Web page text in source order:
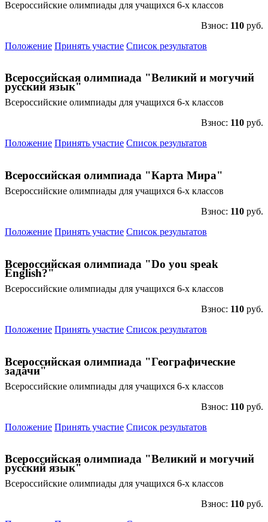
Всероссийские олимпиады для учащихся 6-х классов
Взнос: 110 руб.
Положение Принять участие Список результатов
Всероссийская олимпиада "Великий и могучий
русский язык"
Всероссийские олимпиады для учащихся 6-х классов
Взнос: 110 руб.
Положение Принять участие Список результатов
Всероссийская олимпиада "Карта Мира"
Всероссийские олимпиады для учащихся 6-х классов
Взнос: 110 руб.
Положение Принять участие Список результатов
Всероссийская олимпиада "Do you speak
English?"
Всероссийские олимпиады для учащихся 6-х классов
Взнос: 110 руб.
Положение Принять участие Список результатов
Всероссийская олимпиада "Географические
задачи"
Всероссийские олимпиады для учащихся 6-х классов
Взнос: 110 руб.
Положение Принять участие Список результатов
Всероссийская олимпиада "Великий и могучий
русский язык"
Всероссийские олимпиады для учащихся 6-х классов
Взнос: 110 руб.